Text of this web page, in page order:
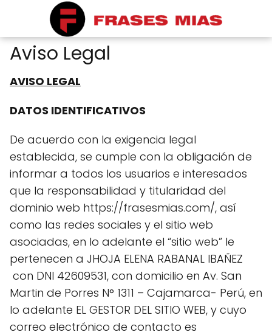
Aviso Legal
AVISO LEGAL
DATOS IDENTIFICATIVOS
De acuerdo con la exigencia legal
establecida, se cumple con la obligación de
informar a todos los usuarios e interesados
que la responsabilidad y titularidad del
dominio web https://frasesmias.com/, así
como las redes sociales y el sitio web
asociadas, en lo adelante el “sitio web” le
pertenecen a JHOJA ELENA RABANAL IBAÑEZ
con DNI 42609531, con domicilio en Av. San
Martin de Porres N° 1311 – Cajamarca- Perú, en
lo adelante EL GESTOR DEL SITIO WEB, y cuyo
correo electrónico de contacto es